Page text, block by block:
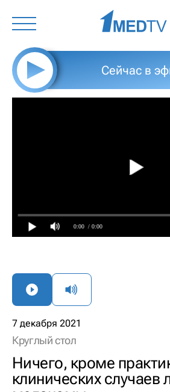
Сейчас в
0:00 / 0:00
7 декабря 2021
Круглый стол
Ничего, кроме
клинических случаев